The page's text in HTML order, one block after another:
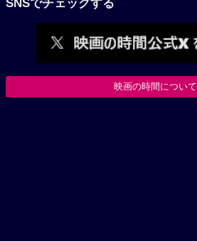
SNSでチェックする
映画の時間について